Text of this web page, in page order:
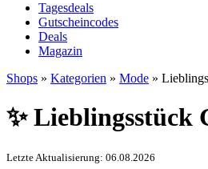
Tagesdeals
Gutscheincodes
Deals
Magazin
Shops » Kategorien » Mode »
✨ Lieblingsstück
Letzte Aktualisierung: 06.08.2026